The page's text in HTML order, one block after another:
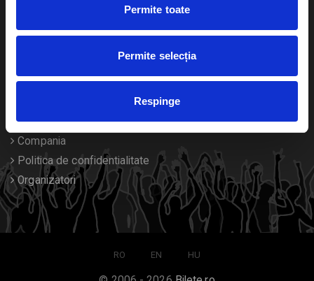
Permite toate
Permite selecția
Respinge
Duplicare bilete
Contact
Despre Cookies
Compania
Politica de confidentialitate
Organizatori
RO EN HU